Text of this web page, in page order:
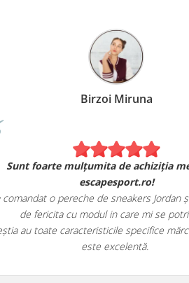
Birzoi Miruna
Sunt foarte mulțumita de achiziția
escapesport.ro!
comandat o pereche de sneakers Jordan
de fericita cu modul in care mi se
au toate caracteristicile specifice
este excelentă.